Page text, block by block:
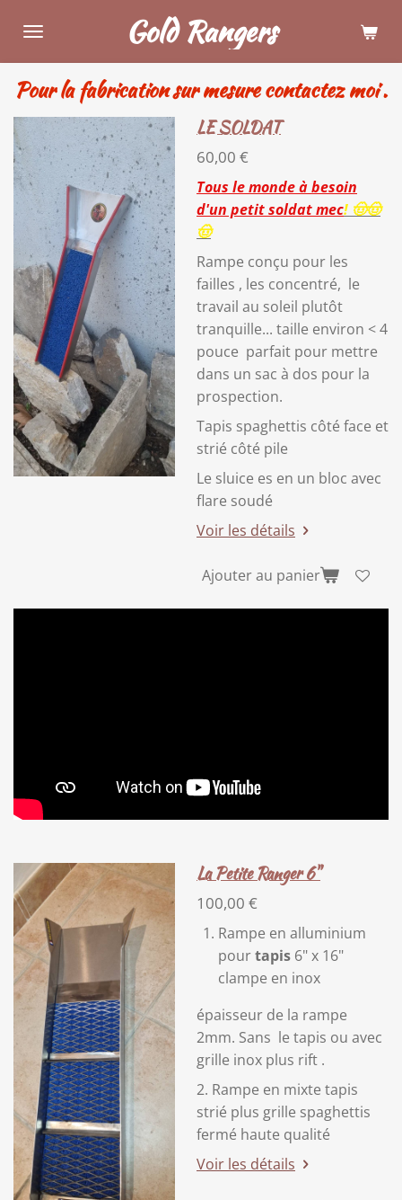
au
contenu
principal
Gold Rangers
Pour la fabrication sur mesure contactez moi .
LE SOLDAT
60,00 €
Tous le monde à besoin
d'un petit soldat mec! 🤠🤠
🤠
Rampe conçu pour les
failles , les concentré, le
travail au soleil plutôt
tranquille... taille environ < 4
pouce parfait pour mettre
dans un sac à dos pour la
prospection.
Tapis spaghettis côté face et
strié côté pile
Le sluice es en un bloc avec
flare soudé
Voir les détails
Ajouter au panier
La Petite Ranger 6"
100,00 €
Rampe en alluminium
pourtapis 6" x 16"
clampe en inox
épaisseur de la rampe
2mm. Sans le tapis ou avec
grille inox plus rift .
2. Rampe en mixte tapis
strié plus grille spaghettis
fermé haute qualité
Voir les détails